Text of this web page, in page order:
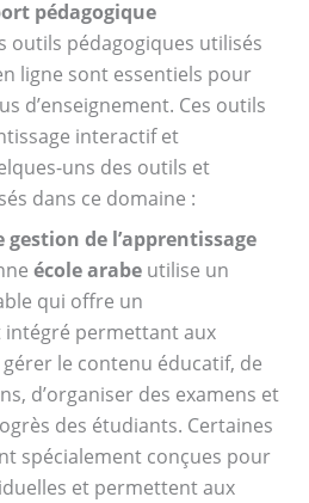
pédagogique
outils pédagogiques utilisés
ligne sont essentiels pour
d’enseignement. Ces outils
interactif et
uns des outils et
dans ce domaine :
gestion de l’apprentissage
école arabeutilise un
qui offre un
permettant aux
le contenu éducatif, de
d’organiser des examens et
des étudiants. Certaines
spécialement conçues pour
et permettent aux